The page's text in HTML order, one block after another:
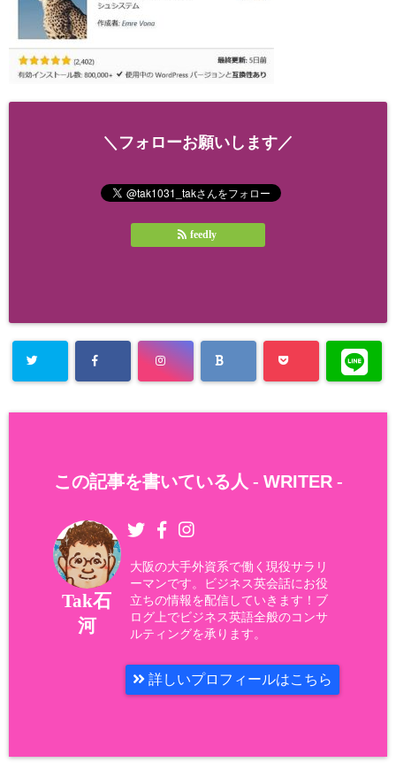
＼フォローお願いします／
feedly
この記事を書いている人 - WRITER-
Tak石
河
大阪の大手外資系で働く現役サラリ
ーマンです。ビジネス英会話にお役
立ちの情報を配信していきます！ブ
ログ上でビジネス英語全般のコンサ
ルティングを承ります。
詳しいプロフィールはこちら